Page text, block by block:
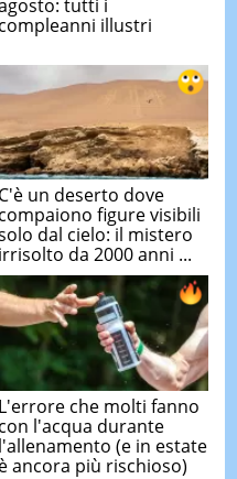
tutti i
compleanni illustri
C'è un deserto dove
compaiono figure visibili
dal cielo: il mistero
irrisolto da 2000 anni ...
L'errore che molti fanno
con l'acqua durante
l'allenamento (e in estate
è ancora più rischioso)